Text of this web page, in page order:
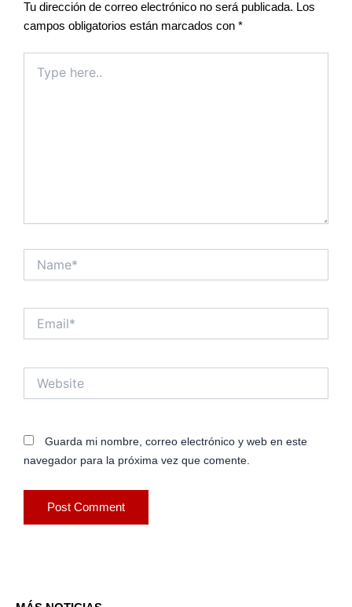
Tu dirección de correo electrónico no será publicada. Los
campos obligatorios están marcados con *
here..
Guarda mi nombre, correo electrónico y web en este
navegador para la próxima vez que comente.